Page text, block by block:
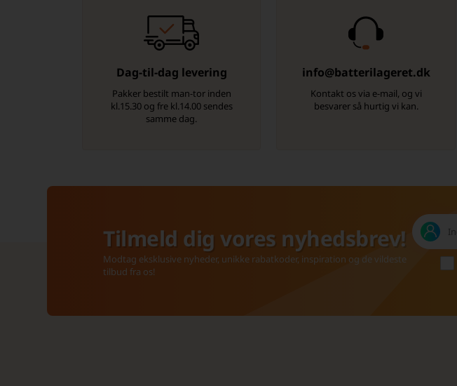
Dag-til-dag levering
Pakker bestilt man-tor inden
kl.15.30 og fre kl.14.00 sendes
samme dag.
info@batterilageret.dk
Kontakt os via e-mail, og vi
besvarer så hurtig vi kan.
Tilmeld dig vores nyhedsbrev!
Modtag eksklusive nyheder, unikke rabatkoder, inspiration og de vildeste
tilbud fra os!